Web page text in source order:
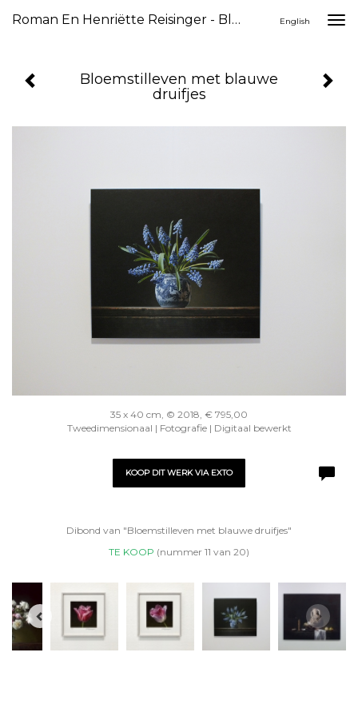
Roman En Henriëtte Reisinger - Bloemstilleven Met Blauwe Druifjes English
Bloemstilleven met blauwe
druifjes
35 x 40 cm, © 2018, € 795,00
Tweedimensionaal | Fotografie | Digitaal bewerkt
KOOP DIT WERK VIA EXTO
Dibond van "Bloemstilleven met blauwe druifjes"
TE KOOP (nummer 11 van 20)